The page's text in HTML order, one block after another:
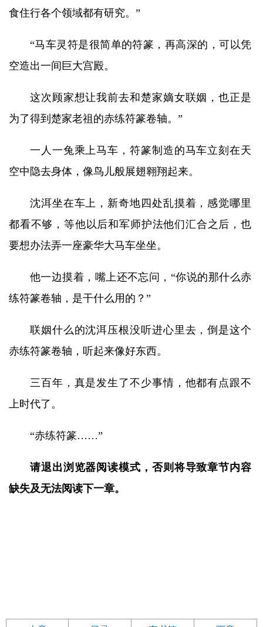
食住行各个领域都有研究。”
“马车灵符是很简单的符篆，再高深的，可以凭
空造出一间巨大宫殿。
这次顾家想让我前去和楚家嫡女联姻，也正是
为了得到楚家老祖的赤练符篆卷轴。”
一人一兔乘上马车，符篆制造的马车立刻在天
空中隐去身体，像鸟儿般展翅翱翔起来。
沈洱坐在车上，新奇地四处乱摸着，感觉哪里
都看不够，等他以后和军师护法他们汇合之后，也
要想办法弄一座豪华大马车坐坐。
他一边摸着，嘴上还不忘问，“你说的那什么赤
练符篆卷轴，是干什么用的？”
联姻什么的沈洱压根没听进心里去，倒是这个
赤练符篆卷轴，听起来像好东西。
三百年，真是发生了不少事情，他都有点跟不
上时代了。
“赤练符篆……”
请退出浏览器阅读模式，否则将导致章节内容
缺失及无法阅读下一章。